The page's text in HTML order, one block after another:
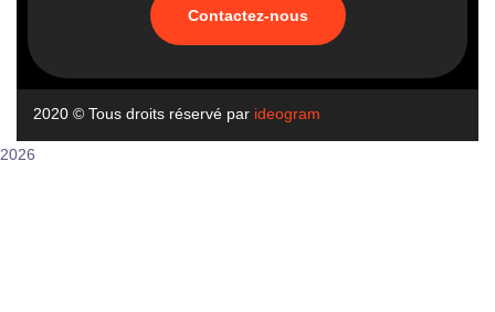
Contactez-nous
2020 © Tous droits réservé par ideogram
2026